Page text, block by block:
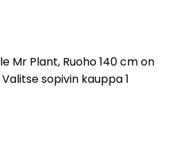
Mr Plant, Ruoho 140 cm on
sopivin kauppa 1